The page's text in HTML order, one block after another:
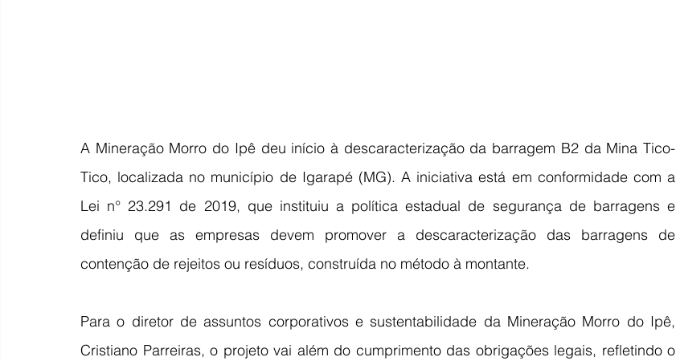
A Mineração Morro do Ipê deu início à descaracterização da barragem B2 da Mina Tico-
Tico, localizada no município de Igarapé (MG). A iniciativa está em conformidade com a
Lei n° 23.291 de 2019, que instituiu a política estadual de segurança de barragens e
definiu que as empresas devem promover a descaracterização das barragens de
contenção de rejeitos ou resíduos, construída no método à montante.
Para o diretor de assuntos corporativos e sustentabilidade da Mineração Morro do Ipê,
Cristiano Parreiras, o projeto vai além do cumprimento das obrigações legais, refletindo o